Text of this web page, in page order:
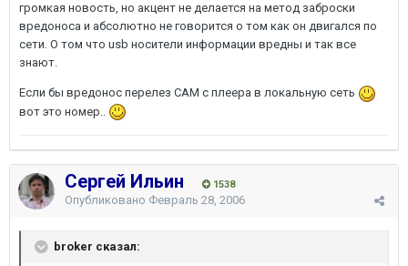
громкая новость, но акцент не делается на метод заброски
вредоноса и абсолютно не говорится о том как он двигался по
сети. О том что usb носители информации вредны и так все
знают.
Если бы вредонос перелез САМ с плеера в локальную сеть
вот это номер..
Сергей Ильин 1538
Опубликовано Февраль 28, 2006
broker сказал: